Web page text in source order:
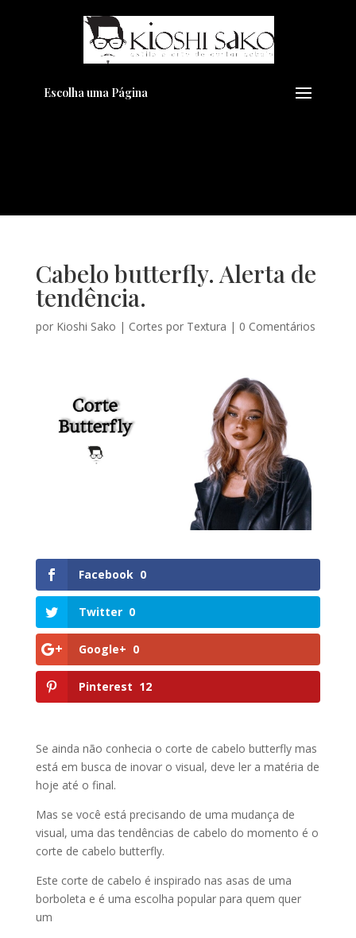
Escolha uma Página
Cabelo butterfly. Alerta de
tendência.
por Kioshi Sako | Cortes por Textura | 0 Comentários
Facebook 0
Twitter 0
Google+ 0
Pinterest 12
Se ainda não conhecia o corte de cabelo butterfly mas
está em busca de inovar o visual, deve ler a matéria de
hoje até o final.
Mas se você está precisando de uma mudança de
visual, uma das tendências de cabelo do momento é o
corte de cabelo butterfly.
Este corte de cabelo é inspirado nas asas de uma
borboleta e é uma escolha popular para quem quer
um
Pensando em transformar seu
Visual??